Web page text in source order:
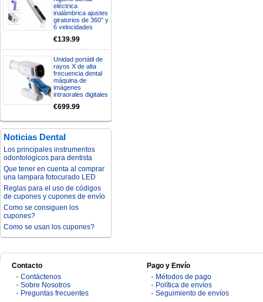
eléctrica
inalámbrica ajustes
giratorios de 360° y
6 velocidades
€139.99
Unidad portátil de
rayos X de alta
frecuencia dental
máquina de
imágenes
intraorales digitales
€699.99
Noticias Dental
Los principales instrumentos
odontologicos para dentista
Que tener en cuenta al comprar
una lampara fotocurado LED
Reglas para el uso de códigos
de cupones y cupones de envío
Como se consiguen los
cupones?
Como se usan los cupones?
Contacto
Contáctenos
Sobre Nosotros
Preguntas frecuentes
Pago y Envío
Métodos de pago
Política de envíos
Seguimiento de envíos